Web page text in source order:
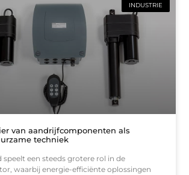
INDUSTRIE
van aandrijfcomponenten als
techniek
speelt een steeds grotere rol in de
waarbij energie-efficiënte oplossingen